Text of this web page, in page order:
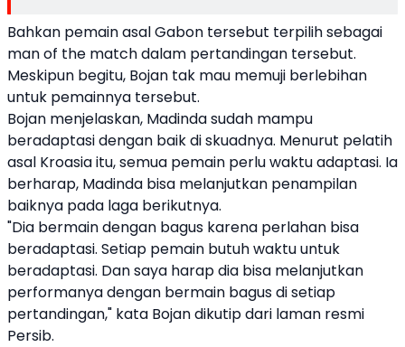
Bahkan pemain asal Gabon tersebut terpilih sebagai
man of the match dalam pertandingan tersebut.
Meskipun begitu, Bojan tak mau memuji berlebihan
untuk pemainnya tersebut.
Bojan menjelaskan, Madinda sudah mampu
beradaptasi dengan baik di skuadnya. Menurut pelatih
asal Kroasia itu, semua pemain perlu waktu adaptasi. Ia
berharap, Madinda bisa melanjutkan penampilan
baiknya pada laga berikutnya.
"Dia bermain dengan bagus karena perlahan bisa
beradaptasi. Setiap pemain butuh waktu untuk
beradaptasi. Dan saya harap dia bisa melanjutkan
performanya dengan bermain bagus di setiap
pertandingan," kata Bojan dikutip dari laman resmi
Persib.